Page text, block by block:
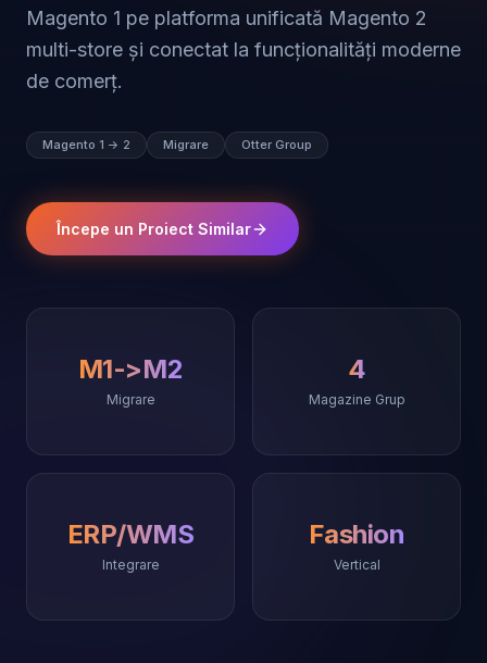
Magento 1 pe platforma unificată Magento 2
multi-store și conectat la funcționalități moderne
de comerț.
Magento 1 -> 2 Migrare Otter Group
Începe un Proiect Similar
M1->M2
Migrare
4
Magazine Grup
ERP/WMS
Integrare
Fashion
Vertical